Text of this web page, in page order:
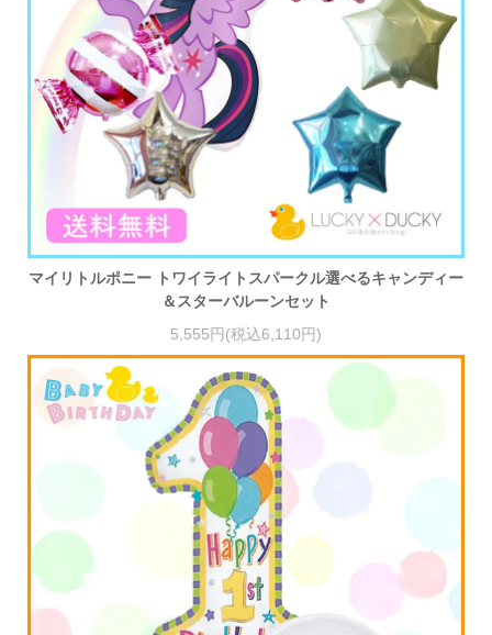
マイリトルポニー トワイライトスパークル選べるキャンディー
＆スターバルーンセット
5,555円(税込6,110円)